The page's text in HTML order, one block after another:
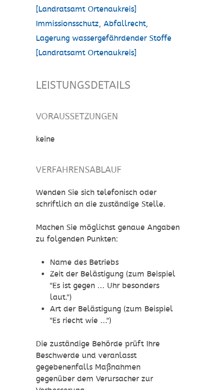
[Landratsamt Ortenaukreis]
Immissionsschutz, Abfallrecht,
Lagerung wassergefährdender Stoffe
[Landratsamt Ortenaukreis]
LEISTUNGSDETAILS
VORAUSSETZUNGEN
keine
VERFAHRENSABLAUF
Wenden Sie sich telefonisch oder
schriftlich an die zuständige Stelle.
Machen Sie möglichst genaue Angaben
zu folgenden Punkten:
Name des Betriebs
Zeit der Belästigung (zum Beispiel
"Es ist gegen ... Uhr besonders
laut.")
Art der Belästigung (zum Beispiel
"Es riecht wie ...")
Die zuständige Behörde prüft Ihre
Beschwerde und veranlasst
gegebenenfalls Maßnahmen
gegenüber dem Verursacher zur